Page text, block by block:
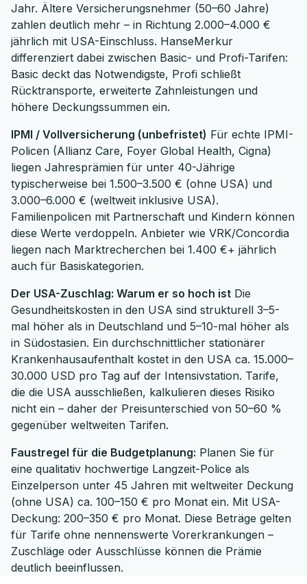
Jahr. Ältere Versicherungsnehmer (50–60 Jahre)
zahlen deutlich mehr – in Richtung 2.000–4.000 €
jährlich mit USA-Einschluss. HanseMerkur
differenziert dabei zwischen Basic- und Profi-Tarifen:
Basic deckt das Notwendigste, Profi schließt
Rücktransporte, erweiterte Zahnleistungen und
höhere Deckungssummen ein.
IPMI / Vollversicherung (unbefristet) Für echte IPMI-
Policen (Allianz Care, Foyer Global Health, Cigna)
liegen Jahresprämien für unter 40-Jährige
typischerweise bei 1.500–3.500 € (ohne USA) und
3.000–6.000 € (weltweit inklusive USA).
Familienpolicen mit Partnerschaft und Kindern können
diese Werte verdoppeln. Anbieter wie VRK/Concordia
liegen nach Marktrecherchen bei 1.400 €+ jährlich
auch für Basiskategorien.
Der USA-Zuschlag: Warum er so hoch ist Die
Gesundheitskosten in den USA sind strukturell 3–5-
mal höher als in Deutschland und 5–10-mal höher als
in Südostasien. Ein durchschnittlicher stationärer
Krankenhausaufenthalt kostet in den USA ca. 15.000–
30.000 USD pro Tag auf der Intensivstation. Tarife,
die die USA ausschließen, kalkulieren dieses Risiko
nicht ein – daher der Preisunterschied von 50–60 %
gegenüber weltweiten Tarifen.
Faustregel für die Budgetplanung: Planen Sie für
eine qualitativ hochwertige Langzeit-Police als
Einzelperson unter 45 Jahren mit weltweiter Deckung
(ohne USA) ca. 100–150 € pro Monat ein. Mit USA-
Deckung: 200–350 € pro Monat. Diese Beträge gelten
für Tarife ohne nennenswerte Vorerkrankungen –
Zuschläge oder Ausschlüsse können die Prämie
deutlich beeinflussen.